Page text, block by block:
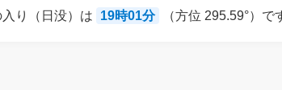
入り（日没）は 19時01分 （方位 295.59°）で